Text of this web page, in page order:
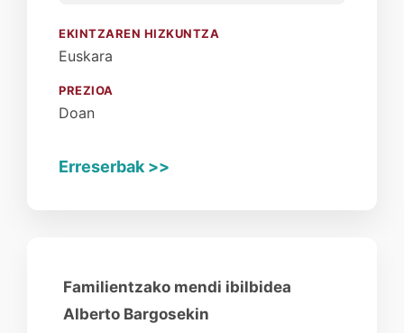
Familientzako mendi ibilbidea
Alberto Bargosekin
EKINTZAREN HIZKUNTZA
Euskara
PREZIOA
Doan
Erreserbak >>